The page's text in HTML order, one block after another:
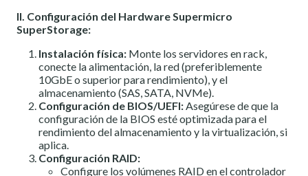
II. Configuración del Hardware Supermicro
SuperStorage:
Instalación física: Monte los servidores en rack,
conecte la alimentación, la red (preferiblemente
10GbE o superior para rendimiento), y el
almacenamiento (SAS, SATA, NVMe).
Configuración de BIOS/UEFI:Asegúrese de que la
configuración de la BIOS esté optimizada para el
rendimiento del almacenamiento y la virtualización, si
aplica.
Configuración RAID:
Configure los volúmenes RAID en el controlador